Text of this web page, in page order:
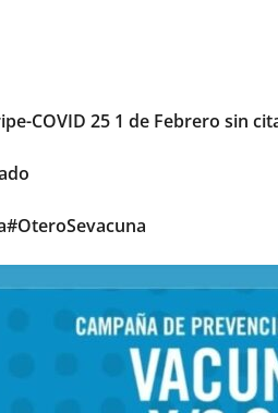
COVID 25 1 de Febrero sin